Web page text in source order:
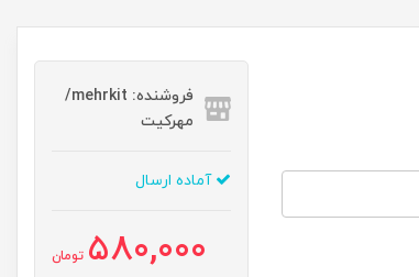
فروشنده: mehrkit/
مهرکیت
آماده ارسال
580,000 تومان